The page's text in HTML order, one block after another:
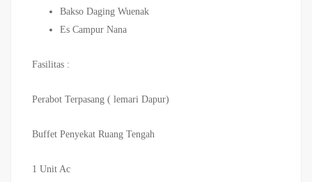
Bakso Daging Wuenak
Es Campur Nana
Fasilitas :
Perabot Terpasang ( lemari Dapur)
Buffet Penyekat Ruang Tengah
1 Unit Ac